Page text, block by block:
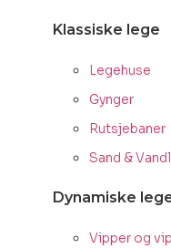
Klassiske lege
Legehuse
Gynger
Rutsjebaner
Sand &
Dynamiske
Vipper og